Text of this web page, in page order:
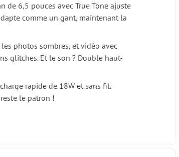
6,5 pouces avec True Tone ajuste
comme un gant, maintenant la
photos sombres, et vidéo avec
glitches. Et le son ? Double haut-
rapide de 18W et sans fil.
reste le patron !